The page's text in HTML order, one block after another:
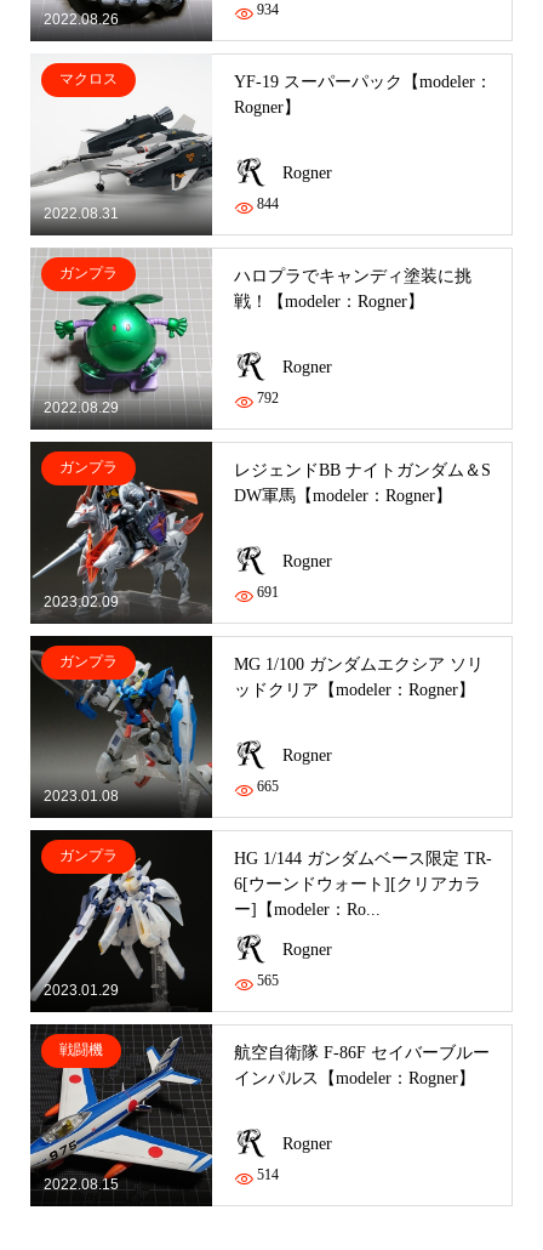
2022.08.26
934
2022.08.31
マクロス
YF-19 スーパーパック【modeler：
Rogner】
Rogner
844
2022.08.29
ガンプラ
ハロプラでキャンディ塗装に挑
戦！【modeler：Rogner】
Rogner
792
2023.02.09
ガンプラ
レジェンドBB ナイトガンダム＆S
DW軍馬【modeler：Rogner】
Rogner
691
2023.01.08
ガンプラ
MG 1/100 ガンダムエクシア ソリ
ッドクリア【modeler：Rogner】
Rogner
665
2023.01.29
ガンプラ
HG 1/144 ガンダムベース限定 TR-
6[ウーンドウォート][クリアカラ
ー]【modeler：Ro...
Rogner
565
2022.08.15
戦闘機
航空自衛隊 F-86F セイバーブルー
インパルス【modeler：Rogner】
Rogner
514